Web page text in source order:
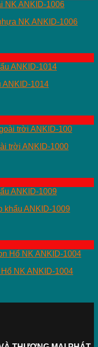
NK ANKID-1006
ANKID-1014
trời ANKID-1000
khẩu ANKID-1009
NK ANKID-1004